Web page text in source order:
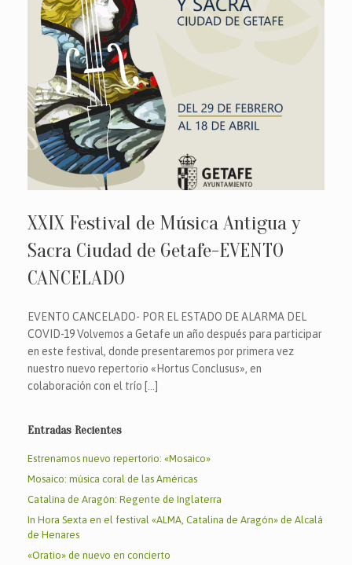
XXIX Festival de Música Antigua y
Sacra Ciudad de Getafe-EVENTO
CANCELADO
EVENTO CANCELADO- POR EL ESTADO DE ALARMA DEL
COVID-19 Volvemos a Getafe un año después para participar
en este festival, donde presentaremos por primera vez
nuestro nuevo repertorio «Hortus Conclusus», en
colaboración con el trío […]
Entradas Recientes
Estrenamos nuevo repertorio: «Mosaico»
Mosaico: música coral de las Américas
Catalina de Aragón: Regente de Inglaterra
In Hora Sexta en el festival «ALMA, Catalina de Aragón» de Alcalá
de Henares
«Oratio» de nuevo en concierto